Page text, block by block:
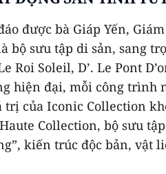
được bà Giáp Yến,
sưu tập di sản, sang
Soleil, D’. Le Pont
đại, mỗi công trình
của Iconic Collection
Collection, bộ sưu
kiến trúc độc bản,